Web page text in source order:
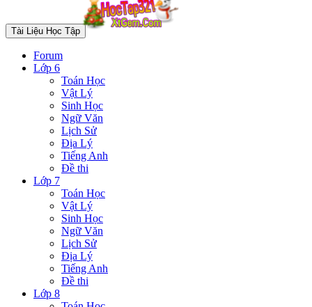
Tài Liệu Học Tập
Forum
Lớp 6
Toán Học
Vật Lý
Sinh Học
Ngữ Văn
Lịch Sử
Địa Lý
Tiếng Anh
Đề thi
Lớp 7
Toán Học
Vật Lý
Sinh Học
Ngữ Văn
Lịch Sử
Địa Lý
Tiếng Anh
Đề thi
Lớp 8